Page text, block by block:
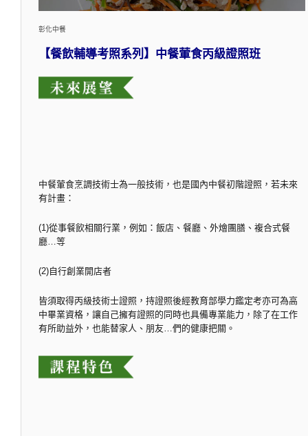
彰化中餐
【餐飲輔導考照系列】中餐葷食丙級證照班
中餐葷食烹調技術士為一般技術，也是國內中餐初階證照，若未來
有計畫：
(1)從事餐飲相關行業，例如：飯店、餐廳、外燴團膳、複合式餐
廳…等
(2)自行創業開店者
皆須取得丙級技術士證照，持證照後經教育部學力鑑定考亦可為高
中畢業資格，讓自己擁有證照的同時也具備專業能力，除了在工作
有所助益外，也能替家人、朋友…們的健康把關。